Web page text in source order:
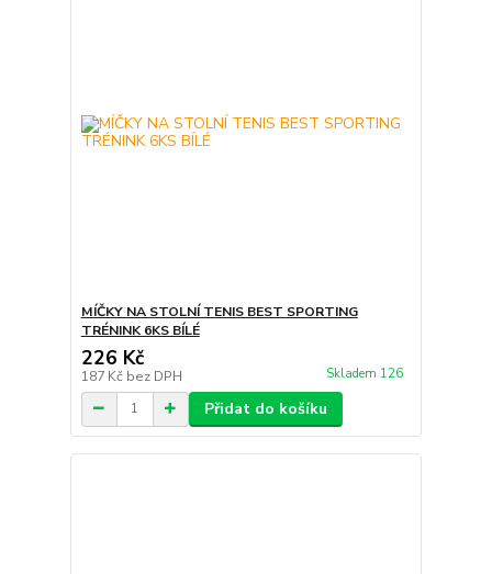
MÍČKY NA STOLNÍ TENIS BEST SPORTING
TRÉNINK 6KS BÍLÉ
226 Kč
187 Kč bez DPH Skladem 126
Přidat do košíku